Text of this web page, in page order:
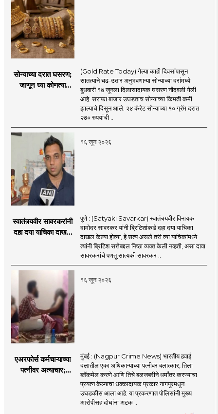
सोन्याच्या दरात घसरण;
जाणून घ्या कोणत्या
(Gold Rate Today) गेल्या काही दिवसांपासून
सातत्याने चढ-उतार अनुभवणाऱ्या सोन्याच्या दरांमध्ये
बुधवारी १७ जूनला दिलासादायक घसरण नोंदवली गेली
आहे. सराफा बाजार उघडताच सोन्याच्या किमती कमी
झाल्याचे दिसून आले. २४ कॅरेट सोन्याच्या १० ग्रॅम दरात
२७० रुपयांची ..
१६ जून २०२६
स्वातंत्र्यवीर सावरकरांनी
दहा दया याचिका दाखल
निष्ठा व्यक्त केली नाही’!
पणतू सात्यकी सावरकर
यांनी न्यायालयात सादर
केला दावा
पुणे : (Satyaki Savarkar) स्वातंत्र्यवीर विनायक
दामोदर सावरकर यांनी ब्रिटिशांकडे दहा दया याचिका
दाखल केल्या होत्या, हे सत्य असले तरी त्या याचिकांमध्ये
त्यांनी ब्रिटिश सत्तेबद्दल निष्ठा व्यक्त केली नव्हती, असा दावा
सावरकरांचे पणतू सात्यकी सावरकर ..
१६ जून २०२६
एअरफोर्स कर्मचाऱ्याच्या
पत्नीवर अत्याचार;
मुंबई : (Nagpur Crime News) भारतीय हवाई
दलातील एका अधिकाऱ्याच्या पत्नीवर बलात्कार, तिला
ब्लॅकमेल करणे आणि तिचे बळजबरीने धर्मांतर करण्याचा
प्रयत्न केल्याचा धक्कादायक प्रकार नागपूरमधून
उघडकीस आला आहे. या प्रकरणात पोलिसांनी मुख्य
आरोपीसह दोघांना अटक ..